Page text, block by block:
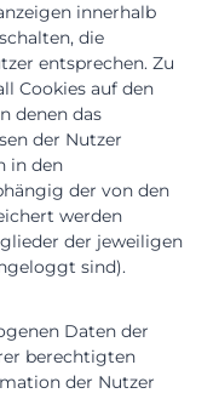
innerhalb
die
entsprechen. Zu
Cookies auf den
denen das
der Nutzer
in den
der von den
werden
der jeweiligen
sind).
Daten der
berechtigten
der Nutzer